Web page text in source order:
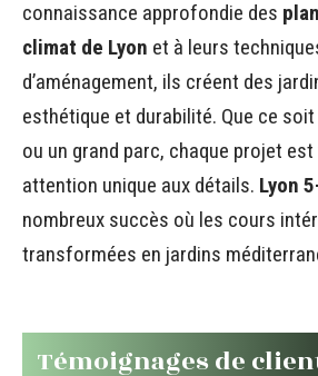
connaissance approfondie des
climat de Lyon et à leurs
d’aménagement, ils créent des
esthétique et durabilité. Que ce
ou un grand parc, chaque projet
attention unique aux détails. Lyon
nombreux succès où les cours
transformées en jardins
Témoignages de